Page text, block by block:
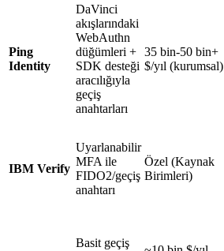
Ping
Identity
DaVinci
akışlarındaki
WebAuthn
düğümleri +
SDK desteği
aracılığıyla
geçiş
anahtarları
35 bin-50 bin+
$/yıl (kurumsal)
IBM Verify
Uyarlanabilir
MFA ile
FIDO2/geçiş
anahtarı
Özel (Kaynak
Birimleri)
Basit geçiş